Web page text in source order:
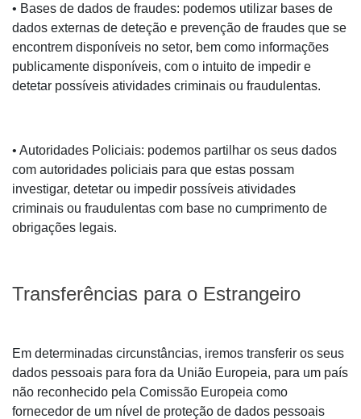
• Bases de dados de fraudes: podemos utilizar bases de
dados externas de deteção e prevenção de fraudes que se
encontrem disponíveis no setor, bem como informações
publicamente disponíveis, com o intuito de impedir e
detetar possíveis atividades criminais ou fraudulentas.
• Autoridades Policiais: podemos partilhar os seus dados
com autoridades policiais para que estas possam
investigar, detetar ou impedir possíveis atividades
criminais ou fraudulentas com base no cumprimento de
obrigações legais.
Transferências para o Estrangeiro
Em determinadas circunstâncias, iremos transferir os seus
dados pessoais para fora da União Europeia, para um país
não reconhecido pela Comissão Europeia como
fornecedor de um nível de proteção de dados pessoais